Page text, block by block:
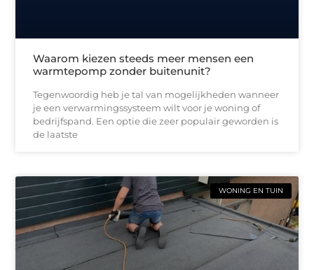
Waarom kiezen steeds meer mensen een
warmtepomp zonder buitenunit?
Tegenwoordig heb je tal van mogelijkheden wanneer
je een verwarmingssysteem wilt voor je woning of
bedrijfspand. Een optie die zeer populair geworden is
de laatste
WONING EN TUIN